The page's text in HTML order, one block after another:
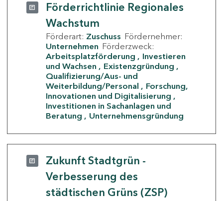
Förderrichtlinie Regionales
Wachstum
Förderart: Zuschuss Fördernehmer:
Unternehmen Förderzweck:
Arbeitsplatzförderung
Investieren
und Wachsen
Existenzgründung
Qualifizierung/Aus- und
Weiterbildung/Personal
Forschung,
Innovationen und Digitalisierung
Investitionen in Sachanlagen und
Beratung
Unternehmensgründung
Zukunft Stadtgrün -
Verbesserung des
städtischen Grüns (ZSP)